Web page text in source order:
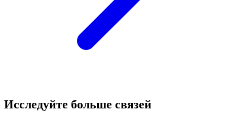
Исследуйте больше связей